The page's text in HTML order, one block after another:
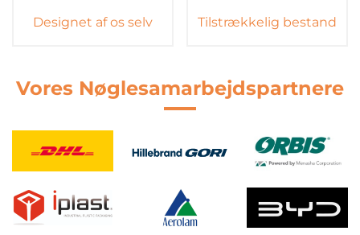
Designet af os selv Tilstrækkelig bestand
Vores Nøglesamarbejdspartnere